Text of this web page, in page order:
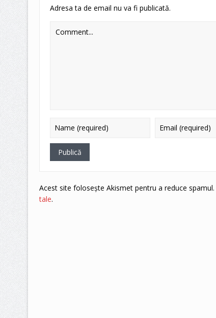
Adresa ta de email nu va fi publicată.
Acest site folosește Akismet pentru a reduce spamul.
tale.